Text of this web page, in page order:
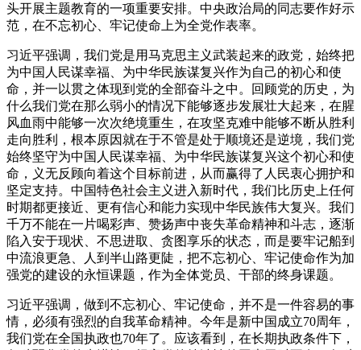
头开展主题教育的一项重要安排。中央政治局的同志要作好示
范，在不忘初心、牢记使命上为全党作表率。
习近平强调，我们党是用马克思主义武装起来的政党，始终把
为中国人民谋幸福、为中华民族谋复兴作为自己的初心和使
命，并一以贯之体现到党的全部奋斗之中。回顾党的历史，为
什么我们党在那么弱小的情况下能够逐步发展壮大起来，在腥
风血雨中能够一次次绝境重生，在攻坚克难中能够不断从胜利
走向胜利，根本原因就在于不管是处于顺境还是逆境，我们党
始终坚守为中国人民谋幸福、为中华民族谋复兴这个初心和使
命，义无反顾向着这个目标前进，从而赢得了人民衷心拥护和
坚定支持。中国特色社会主义进入新时代，我们比历史上任何
时期都更接近、更有信心和能力实现中华民族伟大复兴。我们
千万不能在一片喝彩声、赞扬声中丧失革命精神和斗志，逐渐
陷入安于现状、不思进取、贪图享乐的状态，而是要牢记船到
中流浪更急、人到半山路更陡，把不忘初心、牢记使命作为加
强党的建设的永恒课题，作为全体党员、干部的终身课题。
习近平强调，做到不忘初心、牢记使命，并不是一件容易的事
情，必须有强烈的自我革命精神。今年是新中国成立70周年，
我们党在全国执政也70年了。应该看到，在长期执政条件下，